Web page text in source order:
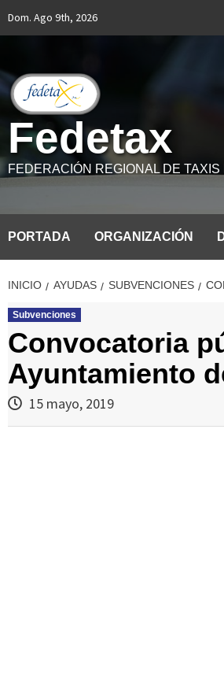
Dom. Ago 9th, 2026
Fedetax
FEDERACIÓN REGIONAL DE
PORTADA ORGANIZACIÓN
INICIO AYUDAS SUBVENCIONES
Subvenciones
Convocatoria
Ayuntamiento
15 mayo, 2019